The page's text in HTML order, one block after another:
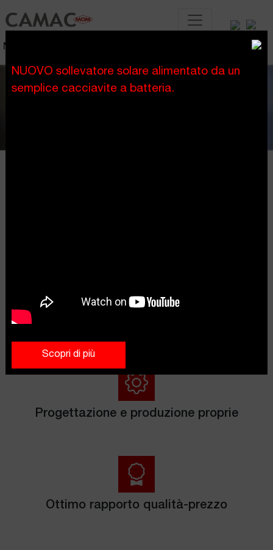
Montacarichi a scala
NUOVO sollevatore solare alimentato da un
semplice cacciavite a batteria.
Scopri di più
La gamma più completa di montacarichi a
Progettazione e produzione proprie
Ottimo rapporto qualità-prezzo